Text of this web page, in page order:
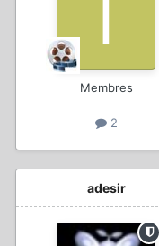
Membres
2
adesir